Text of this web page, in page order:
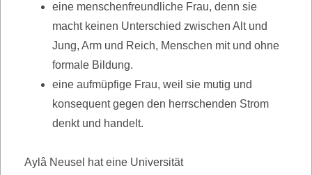
eine menschenfreundliche Frau, denn sie
macht keinen Unterschied zwischen Alt und
Jung, Arm und Reich, Menschen mit und ohne
formale Bildung.
eine aufmüpfige Frau, weil sie mutig und
konsequent gegen den herrschenden Strom
denkt und handelt.
Aylâ Neusel hat eine Universität